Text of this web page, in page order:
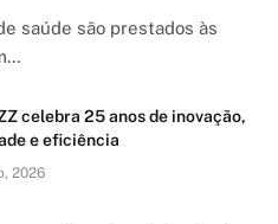
saúde são prestados às
celebra 25 anos de inovação,
e eficiência
2026